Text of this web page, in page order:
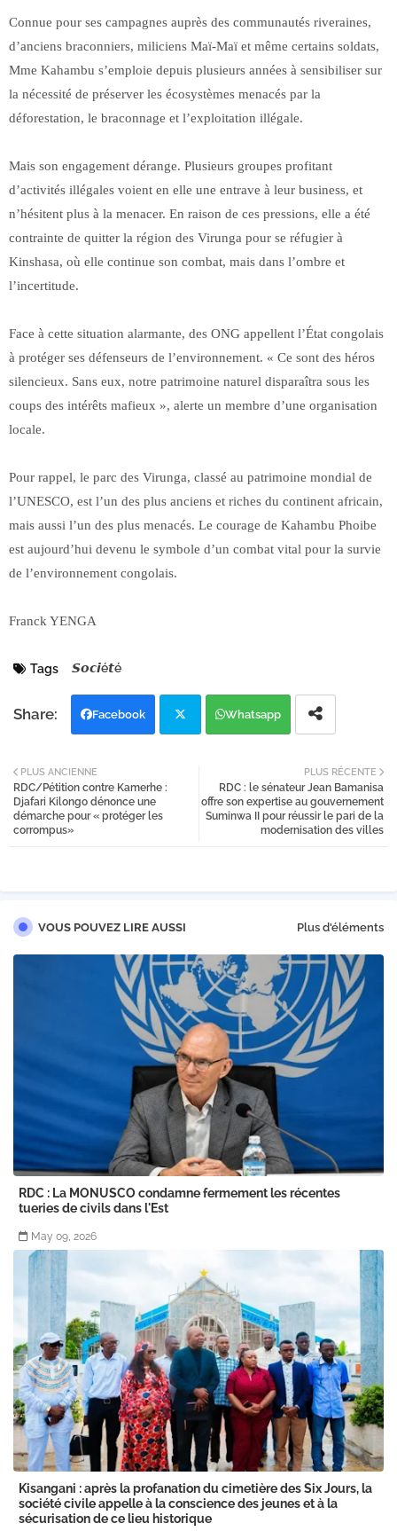
Connue pour ses campagnes auprès des communautés riveraines,
d’anciens braconniers, miliciens Maï-Maï et même certains soldats,
Mme Kahambu s’emploie depuis plusieurs années à sensibiliser sur
la nécessité de préserver les écosystèmes menacés par la
déforestation, le braconnage et l’exploitation illégale.
Mais son engagement dérange. Plusieurs groupes profitant
d’activités illégales voient en elle une entrave à leur business, et
n’hésitent plus à la menacer. En raison de ces pressions, elle a été
contrainte de quitter la région des Virunga pour se réfugier à
Kinshasa, où elle continue son combat, mais dans l’ombre et
l’incertitude.
Face à cette situation alarmante, des ONG appellent l’État congolais
à protéger ses défenseurs de l’environnement. « Ce sont des héros
silencieux. Sans eux, notre patrimoine naturel disparaîtra sous les
coups des intérêts mafieux », alerte un membre d’une organisation
locale.
Pour rappel, le parc des Virunga, classé au patrimoine mondial de
l’UNESCO, est l’un des plus anciens et riches du continent africain,
mais aussi l’un des plus menacés. Le courage de Kahambu Phoibe
est aujourd’hui devenu le symbole d’un combat vital pour la survie
de l’environnement congolais.
Franck YENGA
Tags 𝙎𝙤𝙘𝙞é𝙩é
Facebook Whatsapp
PLUS RÉCENTE
RDC : le sénateur Jean Bamanisa
offre son expertise au gouvernement
Suminwa II pour réussir le pari de la
modernisation des villes
PLUS ANCIENNE
RDC/Pétition contre Kamerhe :
Djafari Kilongo dénonce une
démarche pour « protéger les
corrompus»
VOUS POUVEZ LIRE AUSSI Plus d'éléments
RDC : La MONUSCO condamne fermement les récentes
tueries de civils dans l'Est
May 09, 2026
Kisangani : après la profanation du cimetière des Six Jours, la
société civile appelle à la conscience des jeunes et à la
sécurisation de ce lieu historique